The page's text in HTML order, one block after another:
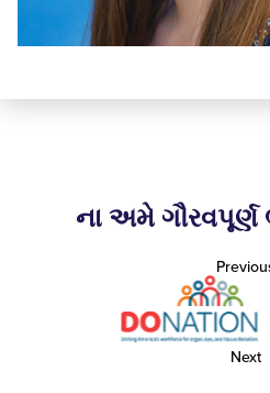
ના અમે ગૌરવપૂર્ણ
Next